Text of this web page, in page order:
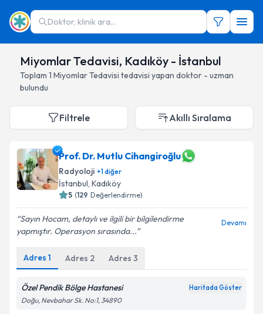
Doktor, klinik ara...
Miyomlar Tedavisi, Kadıköy - İstanbul
Toplam 1 Miyomlar Tedavisi tedavisi yapan doktor - uzman
bulundu
Filtrele Akıllı Sıralama
Prof. Dr. Mutlu Cihangiroğlu
Radyoloji +1diğer
İstanbul, Kadıköy
5 (129 Değerlendirme)
Sayın Hocam, detaylı ve ilgili bir bilgilendirme
yapmıştır. Operasyon sırasında...
Devamı
Adres 1 Adres 2 Adres 3
Özel Pendik Bölge Hastanesi Haritada Göster
Doğu, Nevbahar Sk. No:1, 34890